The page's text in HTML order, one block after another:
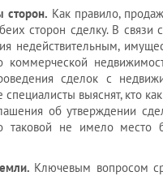
сторон. Как правило,
сторон сделку. В связи
недействительным,
сделок с
выяснят, кто
об утверждении
таковой не имело место
Ключевым вопросом